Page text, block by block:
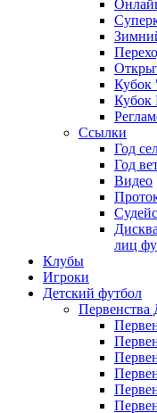
Кубок
Кубок
Ссылки
Год
Год
Видео
лиц
Клубы
Игроки
Детский футбол